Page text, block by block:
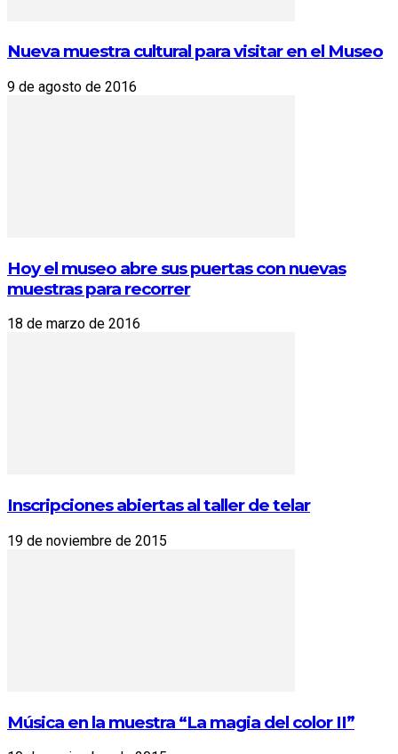
Nueva muestra cultural para visitar en el Museo
9 de agosto de 2016
Hoy el museo abre sus puertas con nuevas
muestras para recorrer
18 de marzo de 2016
Inscripciones abiertas al taller de telar
19 de noviembre de 2015
Música en la muestra “La magia del color II”